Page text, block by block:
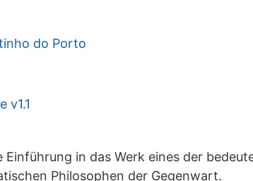
do Porto
v1.1
Einführung in das Werk eines der
Philosophen der Gegenwart.